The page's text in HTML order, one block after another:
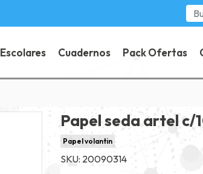
Escolares Cuadernos Pack Ofertas
Papel seda artel c/
Papel volantin
SKU: 20090314